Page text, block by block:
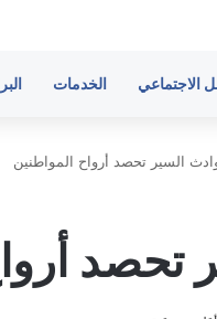
الاجتماعي الخدمات
السير تحصد أرواح المواطنين
تحصد